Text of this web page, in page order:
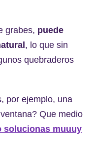
grabes, puede
, lo que sin
quebraderos
por ejemplo, una
Que medio
solucionas muuuy